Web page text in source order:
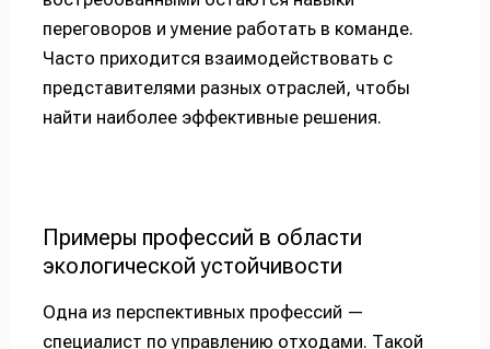
переговоров и умение работать в команде.
Часто приходится взаимодействовать с
представителями разных отраслей, чтобы
найти наиболее эффективные решения.
Примеры профессий в области
экологической устойчивости
Одна из перспективных профессий —
специалист по управлению отходами. Такой